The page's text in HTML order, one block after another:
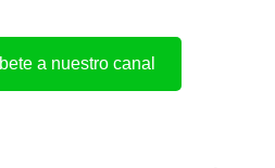
a nuestro canal